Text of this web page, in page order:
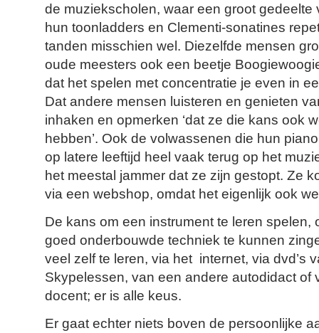
de muziekscholen, waar een groot gedeelte
hun toonladders en Clementi-sonatines
tanden misschien wel. Diezelfde mensen
oude meesters ook een beetje
dat het spelen met concentratie je even in
Dat andere mensen luisteren en genieten
inhaken en opmerken ‘dat ze die kans ook
hebben’. Ook de volwassenen die hun
op latere leeftijd heel vaak terug op het
het meestal jammer dat ze zijn gestopt. Ze
via een webshop, omdat het eigenlijk ook
De kans om een instrument te leren spelen,
goed onderbouwde techniek te kunnen
veel zelf te leren, via het internet, via dvd’s
Skypelessen, van een andere autodidact of
docent; er is alle keus.
Er gaat echter niets boven de persoonlijke